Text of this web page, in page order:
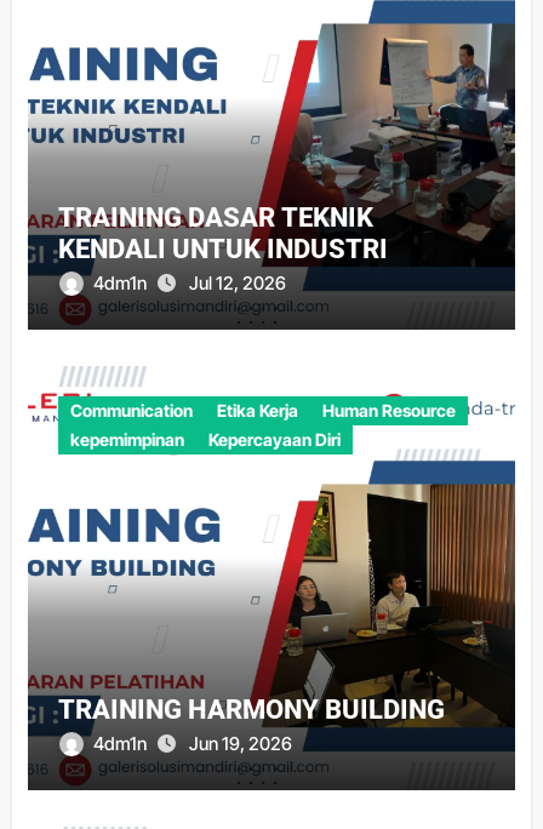
TRAINING DASAR TEKNIK
KENDALI UNTUK INDUSTRI
4dm1n Jul 12, 2026
Communication Etika Kerja
Human Resource
kepemimpinan
Kepercayaan Diri
TRAINING HARMONY BUILDING
4dm1n Jun 19, 2026